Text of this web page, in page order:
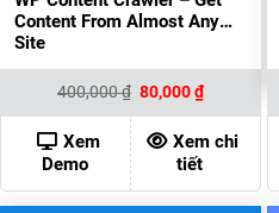
Content From Almost Any
Site
400,000₫ Giá
gốc
là:
400,000 ₫.
80,000₫Giá
hiện
tại
là:
80,000 ₫.
Xem
Demo
Xem chi
tiết